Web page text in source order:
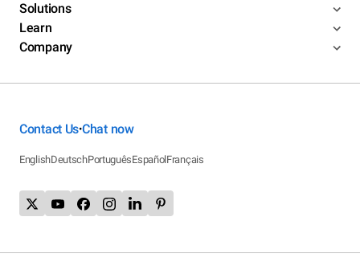
Solutions
Learn
Company
Contact Us•Chat now
EnglishDeutschPortuguêsEspañolFrançais